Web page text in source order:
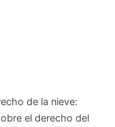
de la nieve:
el derecho del